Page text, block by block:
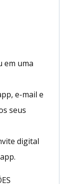
em uma
e-mail e
seus
digital